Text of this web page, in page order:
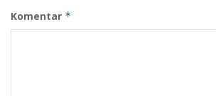
Komentar *